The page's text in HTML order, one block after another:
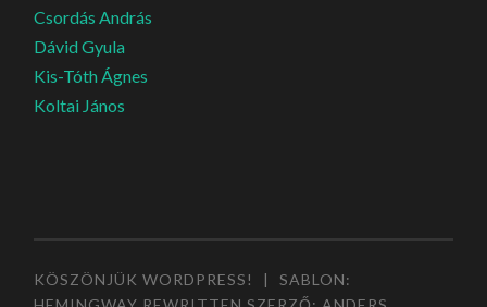
Csordás András
Dávid Gyula
Kis-Tóth Ágnes
Koltai János
KÖSZÖNJÜK WORDPRESS! |
SABLON: